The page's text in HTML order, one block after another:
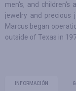
men's, and children's
jewelry and precious
Marcus began
outside of Texas in
INFORMACIÓN